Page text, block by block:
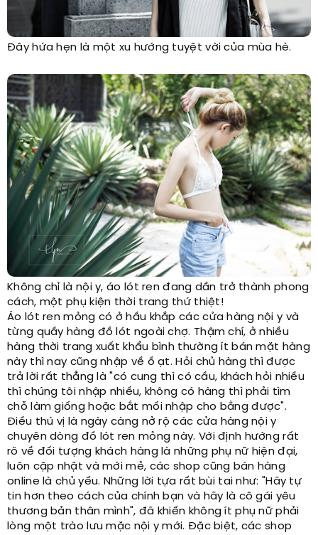
Đây hứa hẹn là một xu hướng tuyệt vời của mùa hè.
Không chỉ là nội y, áo lót ren đang dần trở thành phong
cách, một phụ kiện thời trang thứ thiệt!
Áo lót ren mỏng có ở hầu khắp các cửa hàng nội y và
từng quầy hàng đồ lót ngoài chợ. Thậm chí, ở nhiều
hàng thời trang xuất khẩu bình thường ít bán mặt hàng
này thì nay cũng nhập về ồ ạt. Hỏi chủ hàng thì được
trả lời rất thẳng là "có cung thì có cầu, khách hỏi nhiều
thì chúng tôi nhập nhiều, không có hàng thì phải tìm
chỗ làm giống hoặc bắt mối nhập cho bằng được".
Điều thú vị là ngày càng nở rộ các cửa hàng nội y
chuyên dòng đồ lót ren mỏng này. Với định hướng rất
rõ về đối tượng khách hàng là những phụ nữ hiện đại,
luôn cập nhật và mới mẻ, các shop cũng bán hàng
online là chủ yếu. Những lời tựa rất bùi tai như: "Hãy tự
tin hơn theo cách của chính bạn và hãy là cô gái yêu
thương bản thân mình", đã khiến không ít phụ nữ phải
lòng một trào lưu mặc nội y mới. Đặc biệt, các shop